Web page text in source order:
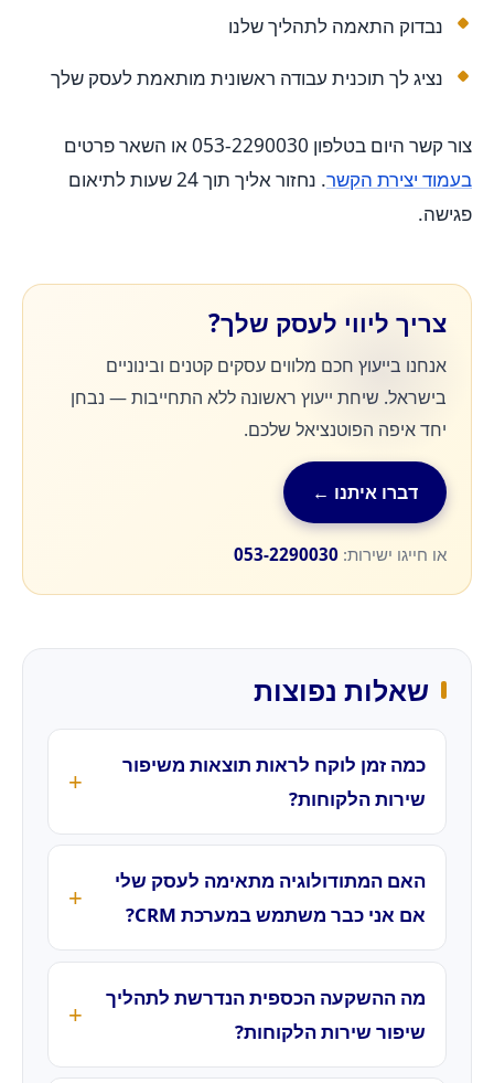
נבדוק התאמה לתהליך שלנו
נציג לך תוכנית עבודה ראשונית מותאמת לעסק שלך
צור קשר היום בטלפון 053-2290030 או השאר פרטים
בעמוד יצירת הקשר
. נחזור אליך תוך 24 שעות לתיאום
פגישה.
צריך ליווי לעסק שלך?
אנחנו בייעוץ חכם מלווים עסקים קטנים ובינוניים
בישראל. שיחת ייעוץ ראשונה ללא התחייבות — נבחן
יחד איפה הפוטנציאל שלכם.
דברו איתנו ←
או חייגו ישירות:053-2290030
שאלות נפוצות
כמה זמן לוקח לראות תוצאות משיפור
שירות הלקוחות?
האם המתודולוגיה מתאימה לעסק שלי
אם אני כבר משתמש במערכת CRM?
מה ההשקעה הכספית הנדרשת לתהליך
שיפור שירות הלקוחות?